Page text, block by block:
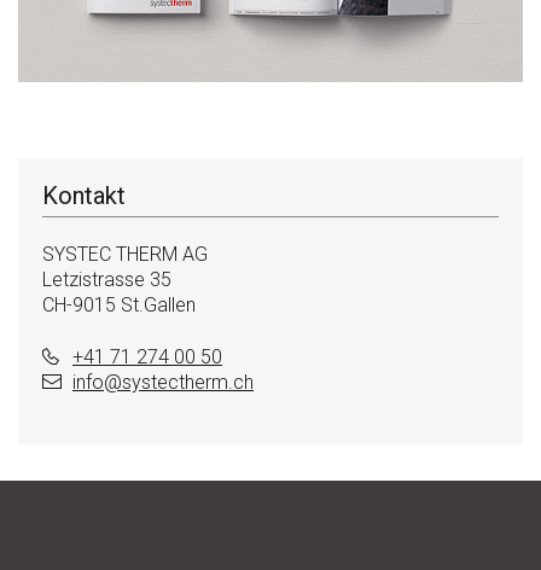
Kontakt
SYSTEC THERM AG
Letzistrasse 35
CH-9015 St.Gallen
+41 71 274 00 50
info@systectherm.ch